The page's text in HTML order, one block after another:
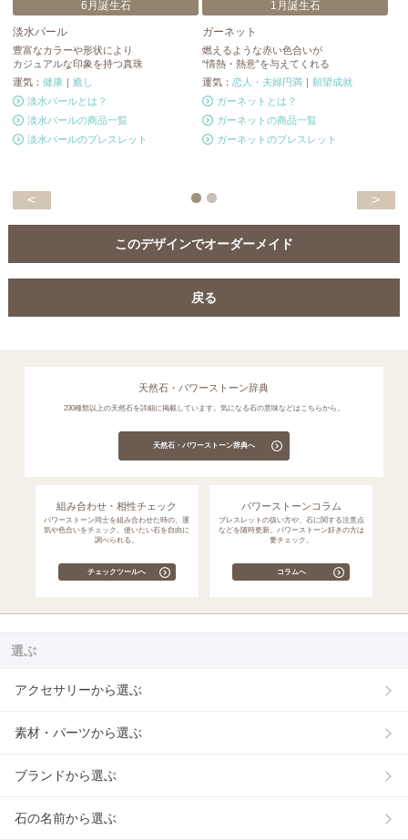
6月誕生石
淡水パール
豊富なカラーや形状により
カジュアルな印象を持つ真珠
運気： 健康 ｜ 癒し
淡水パールとは？
淡水パールの商品一覧
淡水パールのブレスレット
1月誕生石
ガーネット
燃えるような赤い色合いが
“情熱・熱意”を与えてくれる
運気：恋人・夫婦円満 ｜ 願望成就
ガーネットとは？
ガーネットの商品一覧
ガーネットのブレスレット
< >
このデザインでオーダーメイド
戻る
天然石・パワーストーン辞典
230種類以上の天然石を詳細に掲載しています。気になる石の意味などはこちらから。
天然石・パワーストーン辞典へ
組み合わせ・相性チェック
パワーストーン同士を組み合わせた時の、運
気や色合いをチェック。使いたい石を自由に
調べられる。
チェックツールへ
パワーストーンコラム
ブレスレットの扱い方や、石に関する注意点
などを随時更新。パワーストーン好きの方は
要チェック。
コラムへ
選ぶ
アクセサリーから選ぶ
素材・パーツから選ぶ
ブランドから選ぶ
石の名前から選ぶ